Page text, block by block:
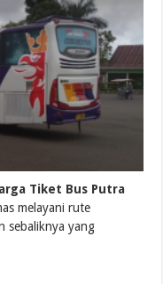
Tiket Bus Putra
melayani rute
sebaliknya yang